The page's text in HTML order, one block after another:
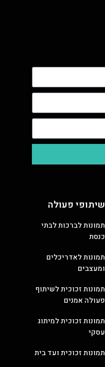
שיתופי פעולה
תמונות לברכות לבתי
כנסת
תמונות לאדריכלים
ומעצבים
תמונות זכוכית לשיתוף
פעולה אמנים
תמונות זכוכית למיתוג
עסקי
תמונות זכוכית ועד בית